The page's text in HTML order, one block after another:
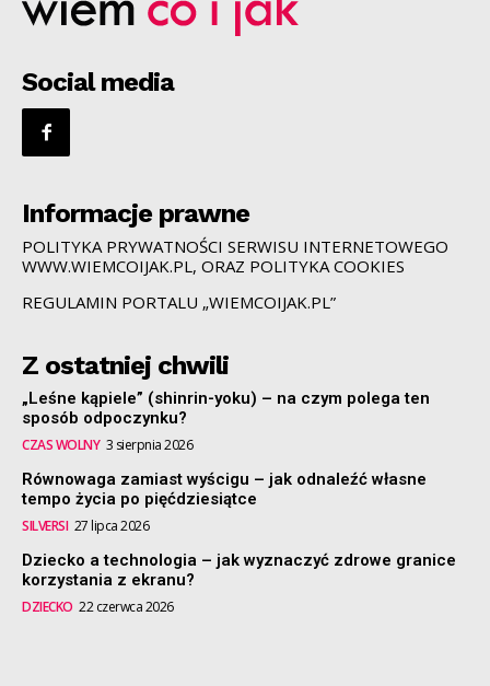
Social media
Informacje prawne
POLITYKA PRYWATNOŚCI SERWISU INTERNETOWEGO
WWW.WIEMCOIJAK.PL, ORAZ POLITYKA COOKIES
REGULAMIN PORTALU „WIEMCOIJAK.PL”
Z ostatniej chwili
„Leśne kąpiele” (shinrin-yoku) – na czym polega ten
sposób odpoczynku?
CZAS WOLNY 3 sierpnia 2026
Równowaga zamiast wyścigu – jak odnaleźć własne
tempo życia po pięćdziesiątce
SILVERSI 27 lipca 2026
Dziecko a technologia – jak wyznaczyć zdrowe granice
korzystania z ekranu?
DZIECKO 22 czerwca 2026